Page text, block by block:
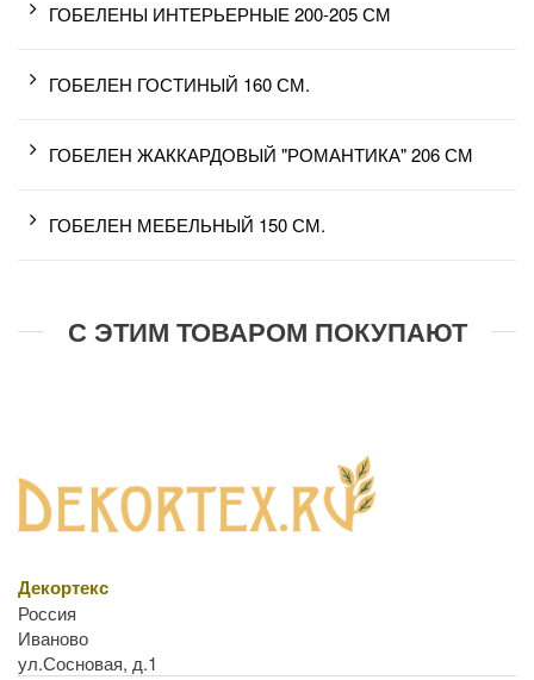
ГОБЕЛЕНЫ ИНТЕРЬЕРНЫЕ 200-205 СМ
ГОБЕЛЕН ГОСТИНЫЙ 160 СМ.
ГОБЕЛЕН ЖАККАРДОВЫЙ "РОМАНТИКА" 206 СМ
ГОБЕЛЕН МЕБЕЛЬНЫЙ 150 СМ.
С ЭТИМ ТОВАРОМ ПОКУПАЮТ
Декортекс
Россия
Иваново
ул.Сосновая, д.1